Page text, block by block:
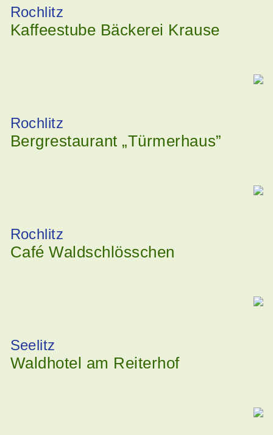
Rochlitz
Kaffeestube Bäckerei Krause
Rochlitz
Bergrestaurant „Türmerhaus”
Rochlitz
Café Waldschlösschen
Seelitz
Waldhotel am Reiterhof